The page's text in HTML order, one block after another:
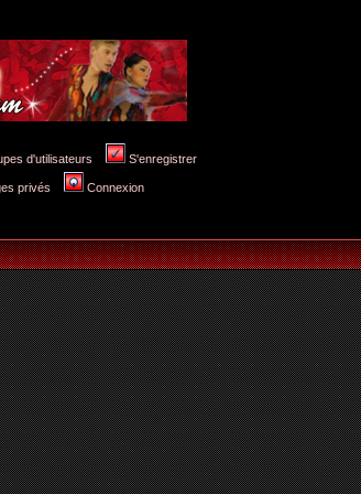
d'utilisateurs S'enregistrer
privés Connexion